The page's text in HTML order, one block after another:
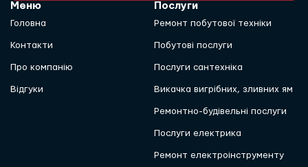
Меню
Головна
Контакти
Про компанію
Відгуки
Послуги
Ремонт побутової техніки
Побутові послуги
Послуги сантехніка
Викачка вигрібних, зливних ям
Ремонтно-будівельні послуги
Послуги електрика
Ремонт електроінструменту